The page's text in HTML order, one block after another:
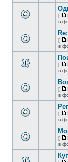
сообщений.
этой
непрочитанных
сообщений.
этой
непрочитанных
сообщений.
[
в
этой
непрочитанных
сообщений.
[
в
этой
непрочитанных
сообщений.
[
в
этой
непрочитанных
сообщений.
[
в
этой
непрочитанных
сообщений.
[
в
этой
[
в